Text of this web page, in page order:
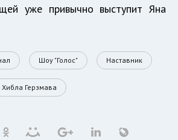
уже привычно выступит Яна
Шоу "Голос" Наставник
Хибла Герзмава